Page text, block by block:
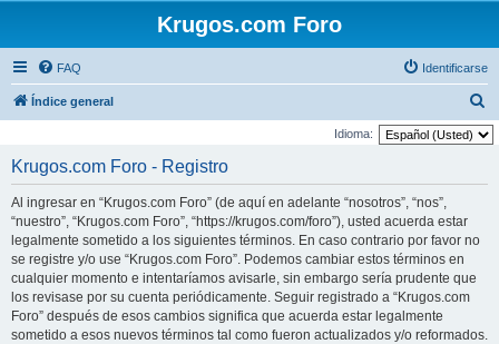
Krugos.com Foro
FAQ Identificarse
Índice general
u
Idioma:
Krugos.com Foro - Registro
Al ingresar en “Krugos.com Foro” (de aquí en adelante “nosotros”, “nos”,
“nuestro”, “Krugos.com Foro”, “https://krugos.com/foro”), usted acuerda estar
legalmente sometido a los siguientes términos. En caso contrario por favor no
se registre y/o use “Krugos.com Foro”. Podemos cambiar estos términos en
cualquier momento e intentaríamos avisarle, sin embargo sería prudente que
los revisase por su cuenta periódicamente. Seguir registrado a “Krugos.com
Foro” después de esos cambios significa que acuerda estar legalmente
sometido a esos nuevos términos tal como fueron actualizados y/o reformados.